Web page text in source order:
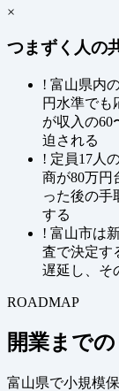
×
つまずく人の
! 富山県内
円水準でも
が収入の60
迫される
! 定員17人
商が80万円
った後の手
する
! 富山市は
査で決定す
遅延し、そ
ROADMAP
開業まで
富山県で小規模